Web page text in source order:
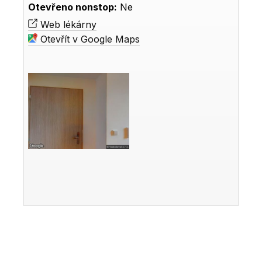
Otevřeno nonstop: Ne
Web lékárny
Otevřít v Google Maps